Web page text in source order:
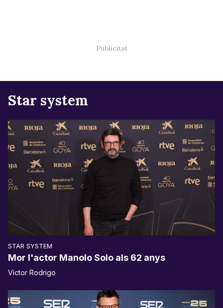
Star system
STAR SYSTEM
Mor l'actor Manolo Solo als 62 anys
Víctor Rodrigo